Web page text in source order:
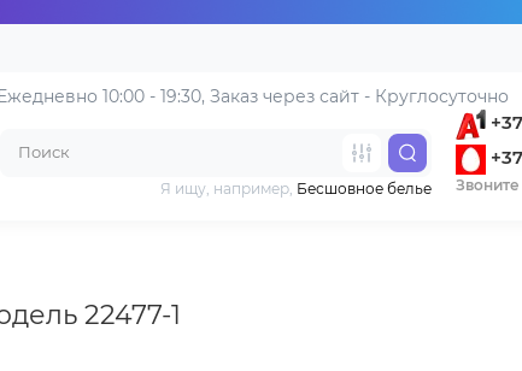
10:00 - 19:30, Заказ через сайт - Круглосуточно
Я ищу, например, Бесшовное белье
22477-1